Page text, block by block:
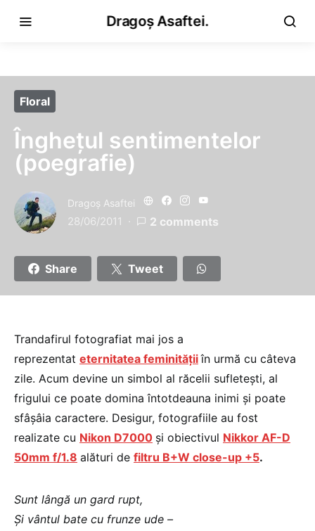
Dragoș Asaftei.
Floral
Înghețul sentimentelor
(poegrafie)
Dragoş Asaftei
28/06/2011 2 comments
Share Tweet
Trandafirul fotografiat mai jos a
reprezentat eternitatea feminității în urmă cu câteva
zile. Acum devine un simbol al răcelii sufletești, al
frigului ce poate domina întotdeauna inimi și poate
sfâșâia caractere. Desigur, fotografiile au fost
realizate cu Nikon D7000 și obiectivul Nikkor AF-D
50mm f/1.8 alături de filtru B+W close-up +5.
Sunt lângă un gard rupt,
Şi vântul bate cu frunze ude –